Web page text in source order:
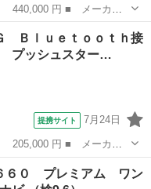
グレード名： Ｇ ４Ｗ
ドア枚数： 5D ■ ミッ...
Ｂｌｕｅｔｏｏｔｈ接
プッシュスター…
提携サイト 7月24日
グレード名： Ｇ Ｂｌ
シュスタート 電格ミラ
６０ プレミアム ワン